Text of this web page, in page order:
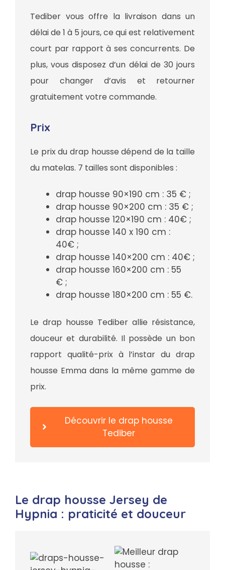
Tediber vous offre la livraison dans un
délai de 1 à 5 jours, ce qui est relativement
court par rapport à ses concurrents. De
plus, vous disposez d’un délai de 30 jours
pour changer d’avis et retourner
gratuitement votre commande.
Prix
Le prix du drap housse dépend de la taille
du matelas. 7 tailles sont disponibles :
drap housse 90×190 cm : 35 € ;
drap housse 90×200 cm : 35 € ;
drap housse 120×190 cm : 40€ ;
drap housse 140 x 190 cm :
40€ ;
drap housse 140×200 cm : 40€ ;
drap housse 160×200 cm : 55
€ ;
drap housse 180×200 cm : 55 €.
Le drap housse Tediber allie résistance,
douceur et durabilité. Il possède un bon
rapport qualité-prix à l’instar du drap
housse Emma dans la même gamme de
prix.
Découvrir le drap housse
Tediber
Le drap housse Jersey de
Hypnia : praticité et douceur